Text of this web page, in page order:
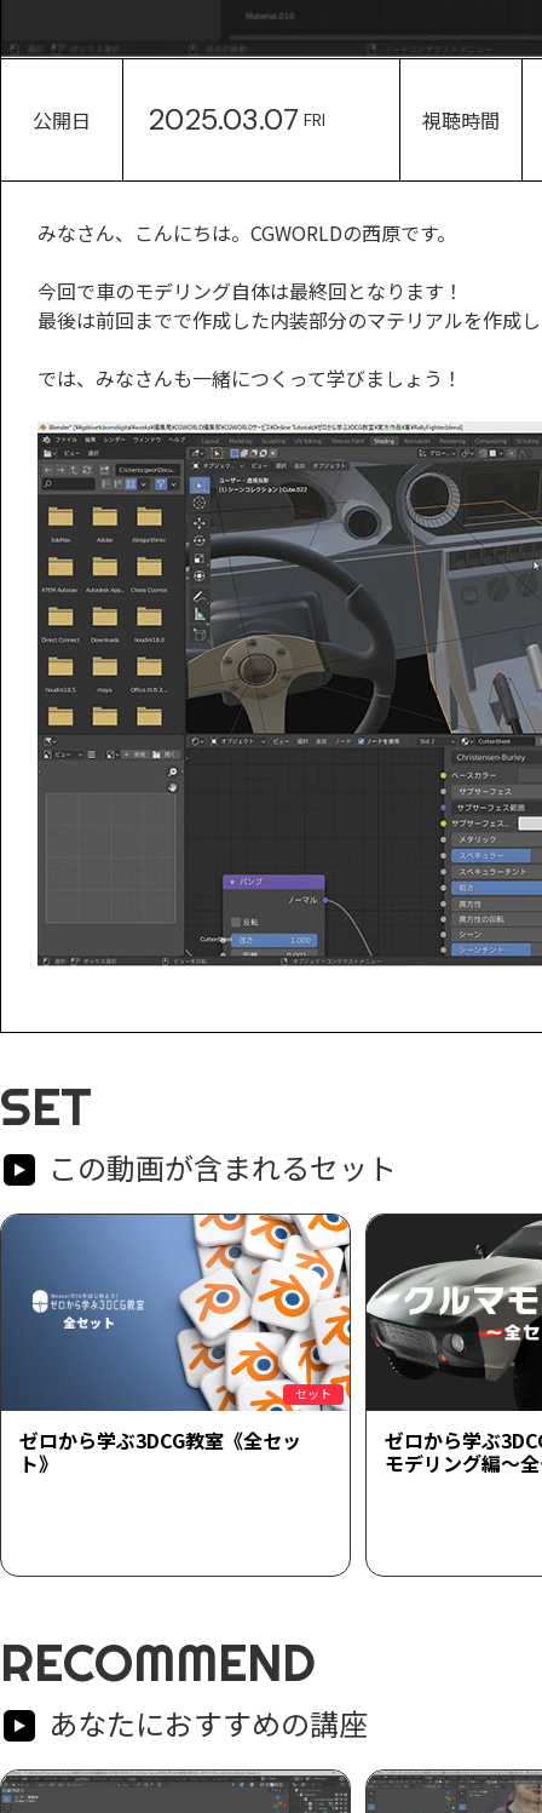
公開日 2025.03.07 FRI 視聴時間
みなさん、こんにちは。CGWORLDの西原です。
今回で車のモデリング自体は最終回となります！
最後は前回までで作成した内装部分のマテリアルを作成
では、みなさんも一緒につくって学びましょう！
SET
この動画が含まれるセット
セット
ゼロから学ぶ3DCG教室《全セッ
ト》
ゼロから学ぶ
モデリング編～
RECOMMEND
あなたにおすすめの講座